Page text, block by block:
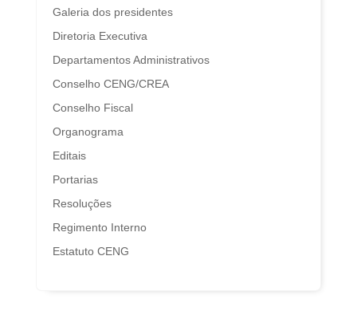
Galeria dos presidentes
Diretoria Executiva
Departamentos Administrativos
Conselho CENG/CREA
Conselho Fiscal
Organograma
Editais
Portarias
Resoluções
Regimento Interno
Estatuto CENG